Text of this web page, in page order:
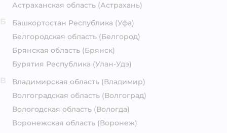
Астраханская область (Астрахань)
Башкортостан Республика (Уфа)
Белгородская область (Белгород)
Брянская область (Брянск)
Бурятия Республика (Улан-Удэ)
Владимирская область (Владимир)
Волгоградская область (Волгоград)
Вологодская область (Вологда)
Воронежская область (Воронеж)